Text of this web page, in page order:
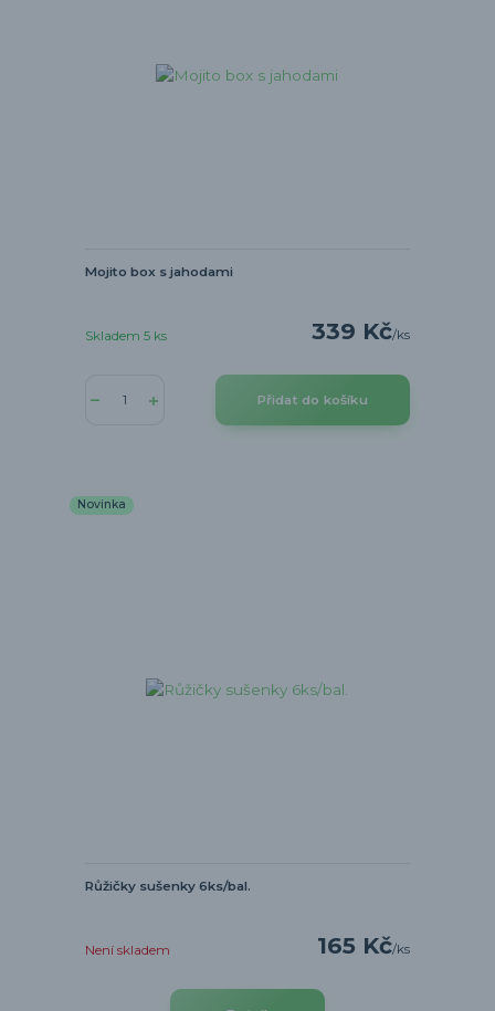
Mojito box s jahodami
339 Kč/ks
Skladem 5 ks
Přidat do košíku
Novinka
Růžičky sušenky 6ks/bal.
165 Kč/ks
Není skladem